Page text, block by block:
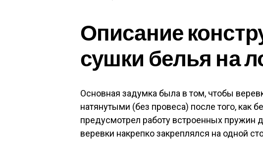
Описание
сушки белья на
Основная задумка была в том, чтобы
натянутыми (без провеса) после того, как
предусмотрел работу встроенных пружин
веревки накрепко закреплялся на одной